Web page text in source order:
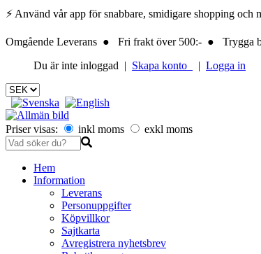
⚡ Använd vår app för snabbare, smidigare shopping
Omgående Leverans ● Fri frakt över 500:- ●
Du är inte inloggad | Skapa konto | Logga in
Priser visas: inkl moms exkl moms
Hem
Information
Leverans
Personuppgifter
Köpvillkor
Sajtkarta
Avregistrera nyhetsbrev